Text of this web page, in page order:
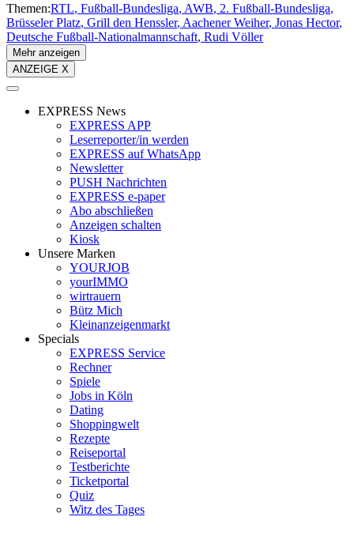
Themen:RTL Fußball-Bundesliga AWB 2. Fußball-Bundesliga
Brüsseler Platz Grill den Henssler Aachener Weiher Jonas Hector
Deutsche Fußball-Nationalmannschaft Rudi Völler
Mehr anzeigen
ANZEIGE X
EXPRESS News
EXPRESS APP
Leserreporter/in werden
EXPRESS auf WhatsApp
Newsletter
PUSH Nachrichten
EXPRESS e-paper
Abo abschließen
Anzeigen schalten
Kiosk
Unsere Marken
YOURJOB
yourIMMO
wirtrauern
Bütz Mich
Kleinanzeigenmarkt
Specials
EXPRESS Service
Rechner
Spiele
Jobs in Köln
Dating
Shoppingwelt
Rezepte
Reiseportal
Testberichte
Ticketportal
Quiz
Witz des Tages